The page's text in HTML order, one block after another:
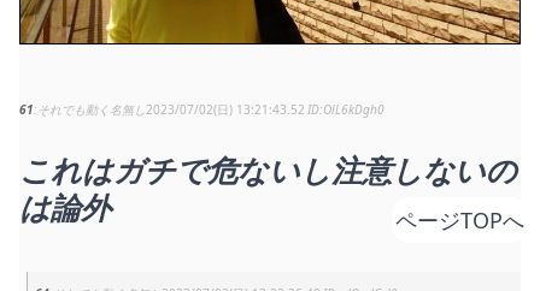
61 それでも動く名無し2023/07/02(日) 13:21:43.52 OlL6kDgh0
これはガチで危ないし注意しないの
は論外
ページTOPへ